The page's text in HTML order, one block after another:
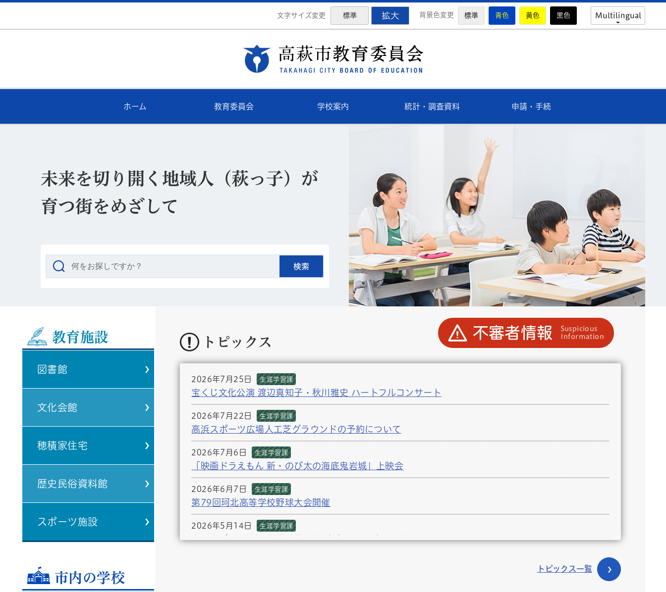
文字サイズ変更 標準 拡大 背景色変更 標準 青色 黄色 黒色 Multilingual
ホーム 教育委員会 学校案内 統計・調査資料 申請・手続
未来を切り開く地域人（萩っ子）が
育つ街をめざして
教育施設
図書館
文化会館
穂積家住宅
歴史民俗資料館
スポーツ施設
市内の学校
不審者情報
Suspicious
Information
トピックス
2026年7月25日 生涯学習課
宝くじ文化公演 渡辺真知子・秋川雅史 ハートフルコンサート
2026年7月22日 生涯学習課
高浜スポーツ広場人工芝グラウンドの予約について
2026年7月6日 生涯学習課
「映画ドラえもん 新・のび太の海底鬼岩城」上映会
2026年6月7日 生涯学習課
第79回珂北高等学校野球大会開催
2026年5月14日 生涯学習課
高浜スポーツ広場 付帯設備工事（グラウンド）のお知らせ
トピックス一覧